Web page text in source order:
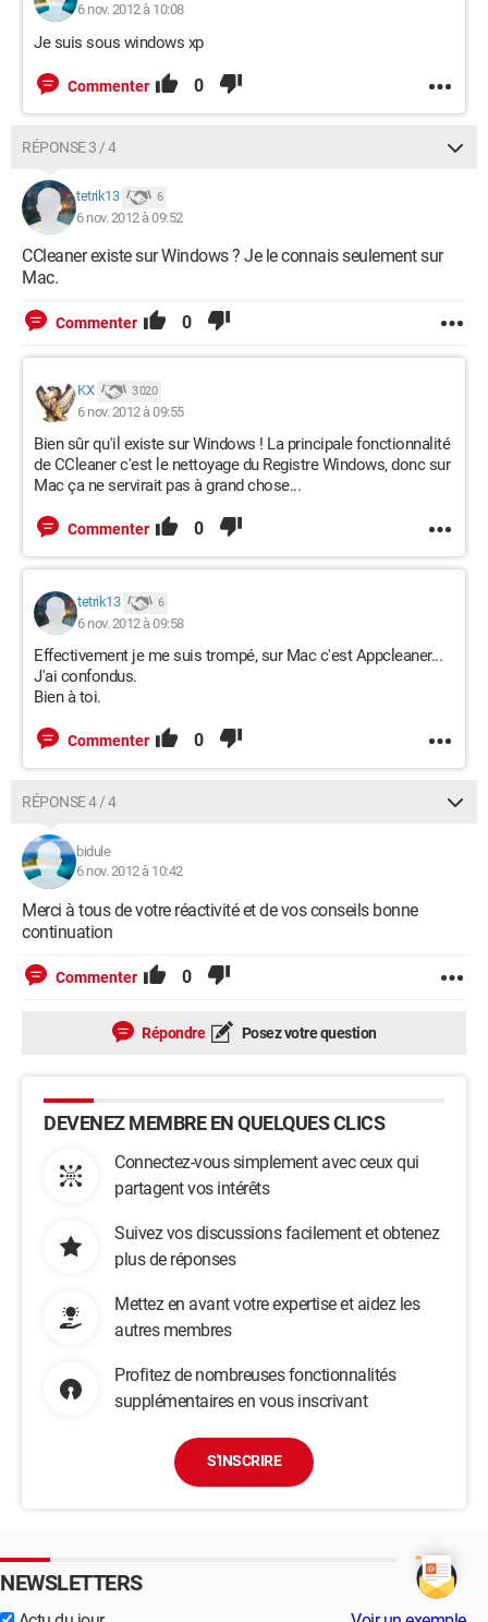
6 nov. 2012 à 10:08
Je suis sous windows xp
Commenter 0
RÉPONSE 3 / 4
tetrik13 6
6 nov. 2012 à 09:52
CCleaner existe sur Windows ? Je le connais seulement sur
Mac.
Commenter 0
KX 3 020
6 nov. 2012 à 09:55
Bien sûr qu'il existe sur Windows ! La principale fonctionnalité
de CCleaner c'est le nettoyage du Registre Windows, donc sur
Mac ça ne servirait pas à grand chose...
Commenter 0
tetrik13 6
6 nov. 2012 à 09:58
Effectivement je me suis trompé, sur Mac c'est Appcleaner...
J'ai confondus.
Bien à toi.
Commenter 0
RÉPONSE 4 / 4
bidule
6 nov. 2012 à 10:42
Merci à tous de votre réactivité et de vos conseils bonne
continuation
Commenter 0
Répondre Posez votre question
DEVENEZ MEMBRE EN QUELQUES CLICS
Connectez-vous simplement avec ceux qui
partagent vos intérêts
Suivez vos discussions facilement et obtenez
plus de réponses
Mettez en avant votre expertise et aidez les
autres membres
Profitez de nombreuses fonctionnalités
supplémentaires en vous inscrivant
S'INSCRIRE
NEWSLETTERS